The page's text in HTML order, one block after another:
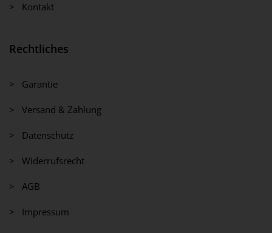
> Kontakt
Rechtliches
> Garantie
> Versand & Zahlung
> Datenschutz
> Widerrufsrecht
> AGB
> Impressum